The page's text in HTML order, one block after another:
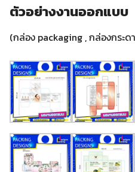
ตัวอย่างงานออกแบบ
(กล่อง packaging , กล่องกระ